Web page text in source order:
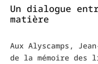
Un dialogue
matière
Aux Alyscamps,
de la mémoire des